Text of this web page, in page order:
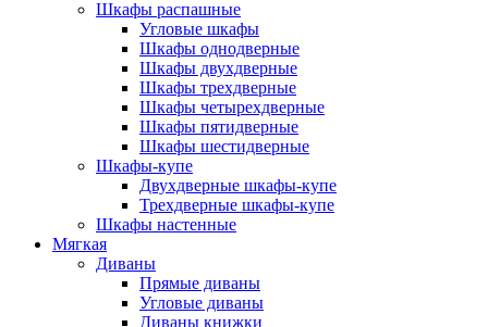
Шкафы распашные
Угловые шкафы
Шкафы однодверные
Шкафы двухдверные
Шкафы трехдверные
Шкафы четырехдверные
Шкафы пятидверные
Шкафы шестидверные
Шкафы-купе
Двухдверные шкафы-купе
Трехдверные шкафы-купе
Шкафы настенные
Мягкая
Диваны
Прямые диваны
Угловые диваны
Диваны книжки